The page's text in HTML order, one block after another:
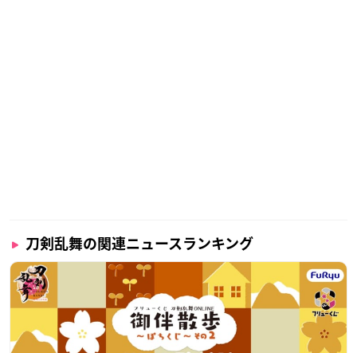
刀剣乱舞の関連ニュースランキング